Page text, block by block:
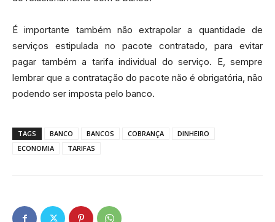
É importante também não extrapolar a quantidade de
serviços estipulada no pacote contratado, para evitar
pagar também a tarifa individual do serviço. E, sempre
lembrar que a contratação do pacote não é obrigatória, não
podendo ser imposta pelo banco.
TAGS BANCO BANCOS COBRANÇA
DINHEIRO
ECONOMIA
TARIFAS